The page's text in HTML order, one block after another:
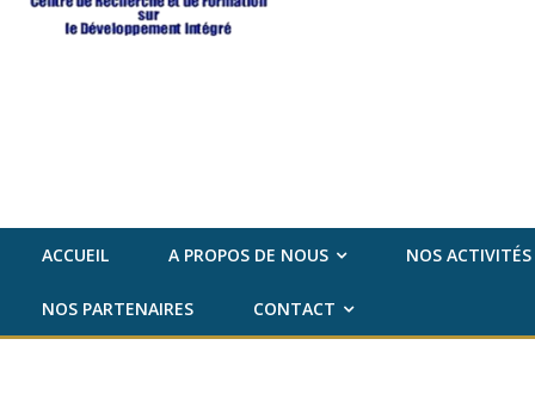
ACCUEIL A PROPOS DE NOUS NOS ACTIVITÉS
NOS PARTENAIRES CONTACT